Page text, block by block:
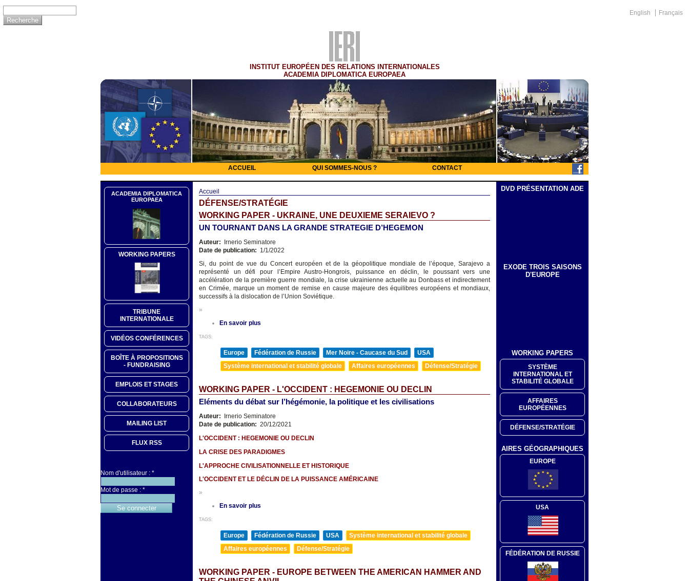
English Français
INSTITUT EUROPÉEN DES RELATIONS INTERNATIONALES
ACADEMIA DIPLOMATICA EUROPAEA
ACCUEIL QUI SOMMES-NOUS ? CONTACT
ACADEMIA DIPLOMATICA
EUROPAEA
WORKING PAPERS
TRIBUNE
INTERNATIONALE
VIDÉOS CONFÉRENCES
BOÎTE À PROPOSITIONS
- FUNDRAISING
EMPLOIS ET STAGES
COLLABORATEURS
MAILING LIST
FLUX RSS
Nom d'utilisateur : *
Mot de passe : *
Accueil
DÉFENSE/STRATÉGIE
WORKING PAPER - UKRAINE, UNE DEUXIEME SERAIEVO ?
UN TOURNANT DANS LA GRANDE STRATEGIE D’HEGEMON
Auteur: Irnerio Seminatore
Date de publication: 1/1/2022
Si, du point de vue du Concert européen et de la géopolitique mondiale de l’époque, Sarajevo a
représenté un défi pour l’Empire Austro-Hongrois, puissance en déclin, le poussant vers une
accélération de la première guerre mondiale, la crise ukrainienne actuelle au Donbass et indirectement
en Crimée, marque un moment de remise en cause majeure des équilibres européens et mondiaux,
successifs à la dislocation de l’Union Soviétique.
»
En savoir plus
TAGS:
Europe Fédération de Russie Mer Noire - Caucase du Sud
USA
Système international et stabilité globale
Affaires européennes Défense/Stratégie
WORKING PAPER - L'OCCIDENT : HEGEMONIE OU DECLIN
Eléments du débat sur l’hégémonie, la politique et les civilisations
Auteur:
Irnerio Seminatore
Date de publication: 20/12/2021
L'OCCIDENT : HEGEMONIE OU DECLIN
LA CRISE DES PARADIGMES
L'APPROCHE CIVILISATIONNELLE ET HISTORIQUE
L'OCCIDENT ET LE DÉCLIN DE LA PUISSANCE AMÉRICAINE
»
En savoir plus
TAGS:
Europe Fédération de Russie USA
Système international et stabilité globale
Affaires européennes
Défense/Stratégie
WORKING PAPER - EUROPE BETWEEN THE AMERICAN HAMMER AND
DVD PRÉSENTATION ADE
EXODE TROIS SAISONS
D'EUROPE
WORKING PAPERS
SYSTÈME
INTERNATIONAL ET
STABILITÉ GLOBALE
AFFAIRES
EUROPÉENNES
DÉFENSE/STRATÉGIE
AIRES GÉOGRAPHIQUES
EUROPE
USA
FÉDÉRATION DE RUSSIE